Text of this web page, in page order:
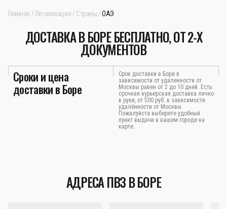
Главная Легализация Страны ОАЭ
ДОСТАВКА В БОРЕ БЕСПЛАТНО, ОТ 2-Х
ДОКУМЕНТОВ
Сроки и цена
доставки в Боре
Срок доставки в Боре в
зависимости от удаленности от
Москвы равен от 2 до 10 дней. Есть
срочная курьерская доставка лично
в руки, от 500 руб. в зависимости
удалённости от Москвы.
Пожалуйста выберете удобный
пункт выдачи в вашем городе на
карте.
АДРЕСА ПВЗ В БОРЕ